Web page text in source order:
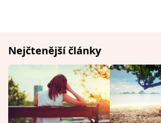
Nejčtenější články